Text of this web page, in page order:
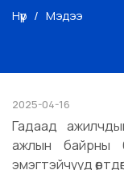
Нүүр Мэдээ
2025-04-16
Гадаад
ажлын байрны
эмэгтэйчүүд